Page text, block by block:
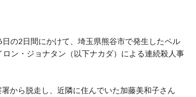
の2日間にかけて、埼玉県熊谷市で発生したペル
ン・ジョナタン（以下ナカダ）による連続殺人事
から脱走し、近隣に住んでいた加藤美和子さん